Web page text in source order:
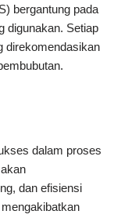
bergantung pada
digunakan. Setiap
direkomendasikan
dalam proses
dan efisiensi